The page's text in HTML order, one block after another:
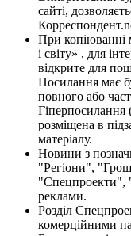
сайті,
При копіюванні
і світу» , для
відкрите для
Посилання має
повного або
Гіперпосилання
розміщена в
матеріалу.
Новини з
"Регіони",
"Спецпроекти",
реклами.
Розділ
комерційними